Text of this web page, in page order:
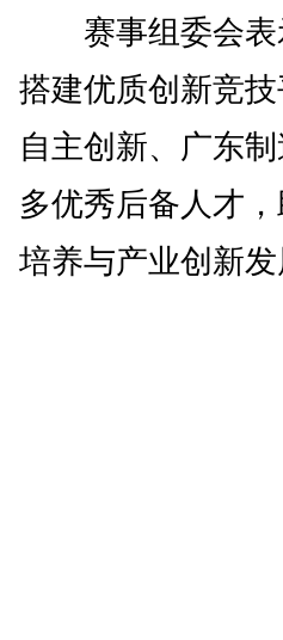
赛事组委会表
搭建优质创新竞
自主创新、广东
多优秀后备人才
培养与产业创新